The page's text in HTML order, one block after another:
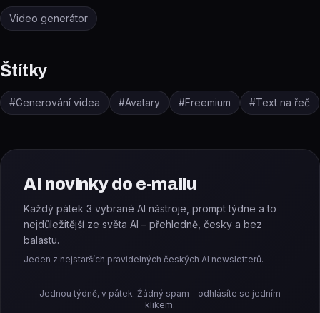
Video generátor
Štítky
#Generování videa #Avatary #Freemium #Text na řeč
AI novinky do e-mailu
Každý pátek 3 vybrané AI nástroje, prompt týdne a to
nejdůležitější ze světa AI – přehledně, česky a bez
balastu.
Jeden z nejstarších pravidelných českých AI newsletterů.
Jednou týdně, v pátek. Žádný spam – odhlásíte se jedním
klikem.